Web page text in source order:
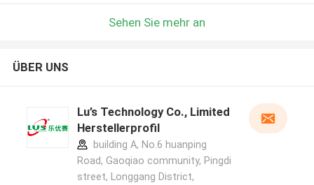
Sehen Sie mehr an
ÜBER UNS
Lu’s Technology Co., Limited
Herstellerprofil
building A, No.6 huanping
Road, Gaoqiao community, Pingdi
street, Longgang District,